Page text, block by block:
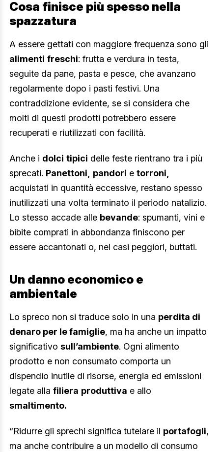
Cosa finisce più spesso nella
spazzatura
A essere gettati con maggiore frequenza sono gli
alimenti freschi: frutta e verdura in testa,
seguite da pane, pasta e pesce, che avanzano
regolarmente dopo i pasti festivi. Una
contraddizione evidente, se si considera che
molti di questi prodotti potrebbero essere
recuperati e riutilizzati con facilità.
Anche i dolci tipici delle feste rientrano tra i più
sprecati. Panettoni, pandori e torroni,
acquistati in quantità eccessive, restano spesso
inutilizzati una volta terminato il periodo natalizio.
Lo stesso accade alle bevande: spumanti, vini e
bibite comprati in abbondanza finiscono per
essere accantonati o, nei casi peggiori, buttati.
Un danno economico e
ambientale
Lo spreco non si traduce solo in una perdita di
denaro per le famiglie, ma ha anche un impatto
significativo sull’ambiente. Ogni alimento
prodotto e non consumato comporta un
dispendio inutile di risorse, energia ed emissioni
legate alla filiera produttiva e allo
smaltimento.
“Ridurre gli sprechi significa tutelare il portafogli,
ma anche contribuire a un modello di consumo